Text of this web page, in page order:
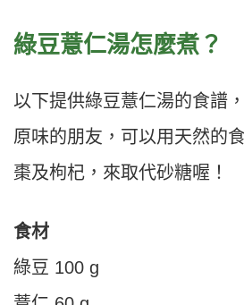
綠豆薏仁湯怎麼煮？
以下提供綠豆薏仁湯的食譜
原味的朋友，可以用天然的
棗及枸杞，來取代砂糖喔！
食材
綠豆 100 g